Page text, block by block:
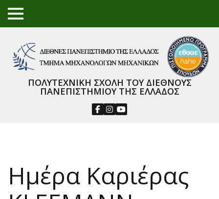
TO
GGL
NU
ΠΟΛΥΤΕΧΝΙΚΗ ΣΧΟΛΗ ΤΟΥ ΔΙΕΘΝΟΥΣ
ΠΑΝΕΠΙΣΤΗΜΙΟΥ ΤΗΣ ΕΛΛΑΔΟΣ
Ημέρα Καριέρας